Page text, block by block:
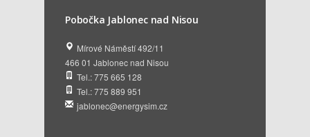
Pobočka Jablonec nad Nisou
Mírové Náměstí 492/11
466 01 Jablonec nad Nisou
Tel.: 775 665 128
Tel.: 775 889 951
jablonec@energysim.cz